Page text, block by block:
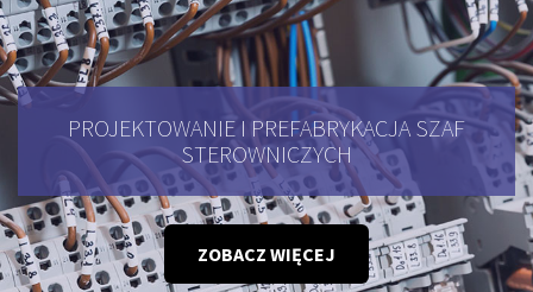
PROJEKTOWANIE I PREFABRYKACJA SZAF
STEROWNICZYCH
ZOBACZ WIĘCEJ